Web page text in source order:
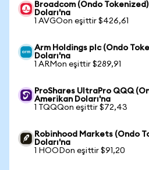
Broadcom (Ondo
Doları'na
1 AVGOon eşittir $426,61
Arm Holdings plc (Ondo
Doları'na
1 ARMon eşittir $289,91
ProShares UltraPro QQQ
Amerikan Doları'na
1 TQQQon eşittir $72,43
Robinhood Markets (Ondo
Doları'na
1 HOODon eşittir $91,20